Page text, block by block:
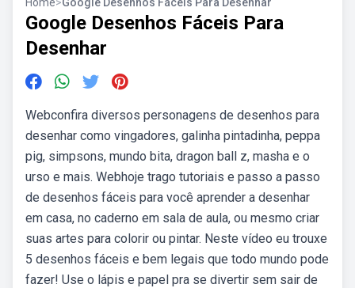
Google Desenhos Fáceis Para
Desenhar
Webconfira diversos personagens de desenhos para
desenhar como vingadores, galinha pintadinha, peppa
pig, simpsons, mundo bita, dragon ball z, masha e o
urso e mais. Webhoje trago tutoriais e passo a passo
de desenhos fáceis para você aprender a desenhar
em casa, no caderno em sala de aula, ou mesmo criar
suas artes para colorir ou pintar. Neste vídeo eu trouxe
5 desenhos fáceis e bem legais que todo mundo pode
fazer! Use o lápis e papel pra se divertir sem sair de